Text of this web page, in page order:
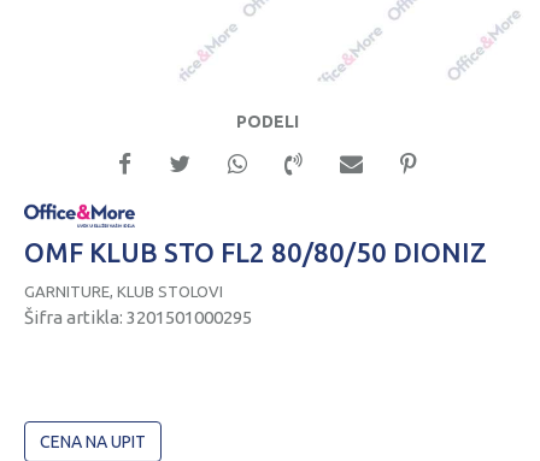
PODELI
OMF KLUB STO FL2 80/80/50 DIONIZ
GARNITURE, KLUB STOLOVI
Šifra artikla: 3201501000295
CENA NA UPIT